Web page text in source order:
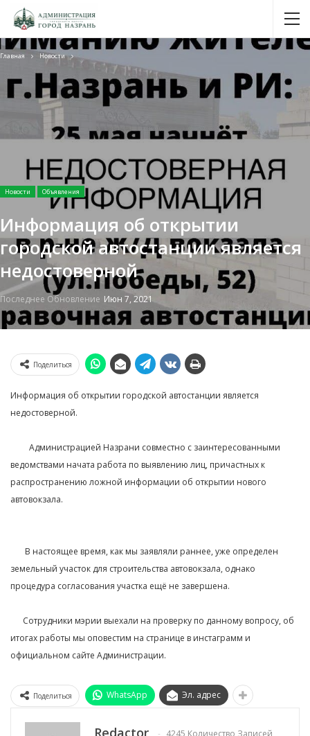
Главная Новости
Новости Объявления
Информация об открытии
городской автостанции является
недостоверной
Последнее Обновление Июн 7, 2021
Поделиться
Информация об открытии городской автостанции является
недостоверной.⁣⁣⠀
⠀⠀⠀Администрацией Назрани совместно с заинтересованными
ведомствами начата работа по выявлению лиц, причастных к
распространению ложной информации об открытии нового
автовокзала. ⁣⁣⠀
⠀⠀ В настоящее время, как мы заявляли раннее, уже определен
земельный участок для строительства автовокзала, однако
процедура согласования участка ещё не завершена.⁣⁣⠀
⠀⠀Сотрудники мэрии выехали на проверку по данному вопросу, об
итогах работы мы оповестим на странице в инстаграмм и
официальном сайте Администрации.
Поделиться WhatsApp Эл. адрес
Redactor